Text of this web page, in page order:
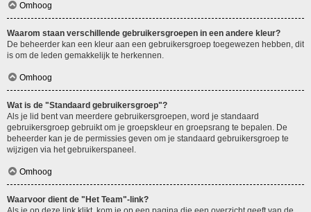
Omhoog
Waarom staan verschillende gebruikersgroepen in een andere kleur?
De beheerder kan een kleur aan een gebruikersgroep toegewezen hebben, dit
is om de leden gemakkelijk te herkennen.
Omhoog
Wat is de "Standaard gebruikersgroep"?
Als je lid bent van meerdere gebruikersgroepen, word je standaard
gebruikersgroep gebruikt om je groepskleur en groepsrang te bepalen. De
beheerder kan je de permissies geven om je standaard gebruikersgroep te
wijzigen via het gebruikerspaneel.
Omhoog
Waarvoor dient de "Het Team"-link?